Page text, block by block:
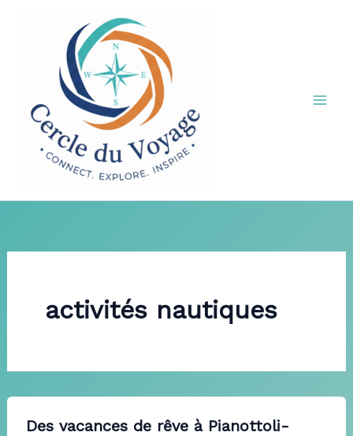
activités nautiques
Des vacances de rêve à Pianottoli-